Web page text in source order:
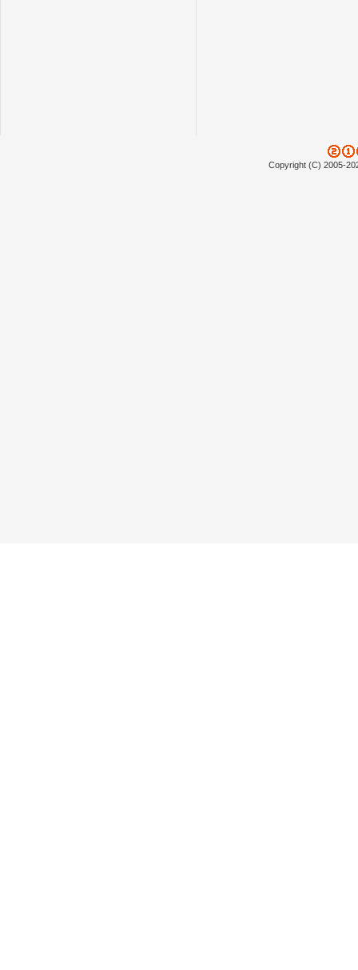
Copyright (C) 2005-